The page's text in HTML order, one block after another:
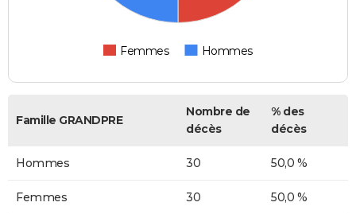
Femmes Hommes
Famille GRANDPRE
Nombre de
décès
% des
décès
Hommes 30 50,0 %
Femmes 30 50,0 %